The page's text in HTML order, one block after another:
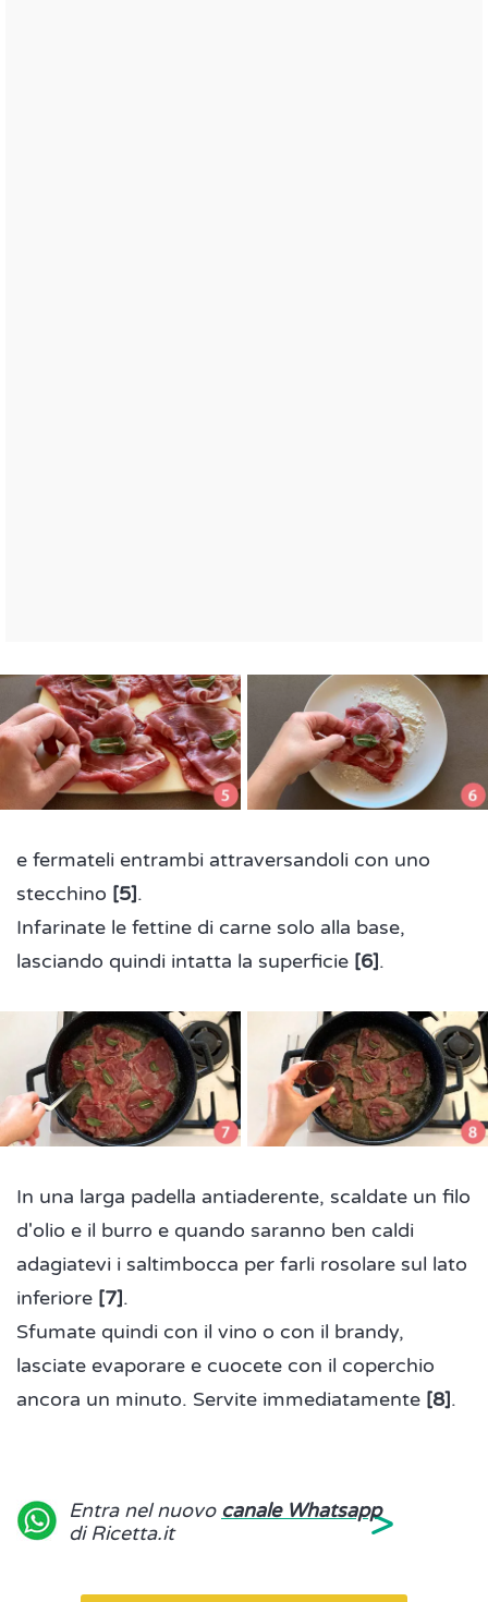
e fermateli entrambi attraversandoli con uno
stecchino [5].
Infarinate le fettine di carne solo alla base,
lasciando quindi intatta la superficie [6].
In una larga padella antiaderente, scaldate un filo
d'olio e il burro e quando saranno ben caldi
adagiatevi i saltimbocca per farli rosolare sul lato
inferiore [7].
Sfumate quindi con il vino o con il brandy,
lasciate evaporare e cuocete con il coperchio
ancora un minuto. Servite immediatamente [8].
Entra nel nuovo canale Whatsapp
di Ricetta.it
>